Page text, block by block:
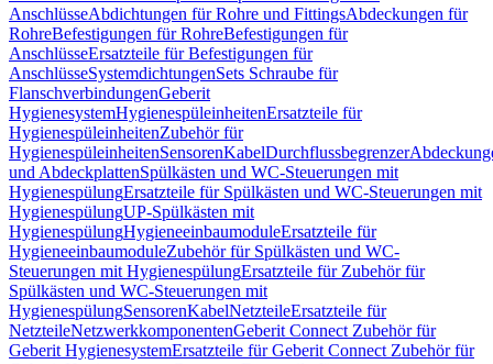
AnschlüsseAbdichtungen für Rohre und FittingsAbdeckungen für
RohreBefestigungen für RohreBefestigungen für
AnschlüsseErsatzteile für Befestigungen für
AnschlüsseSystemdichtungenSets Schraube für
FlanschverbindungenGeberit
HygienesystemHygienespüleinheitenErsatzteile für
HygienespüleinheitenZubehör für
HygienespüleinheitenSensorenKabelDurchflussbegrenzer
und AbdeckplattenSpülkästen und WC-Steuerungen mit
HygienespülungErsatzteile für Spülkästen und WC-Steuerungen mit
HygienespülungUP-Spülkästen mit
HygienespülungHygieneeinbaumoduleErsatzteile für
HygieneeinbaumoduleZubehör für Spülkästen und WC-
Steuerungen mit HygienespülungErsatzteile für Zubehör für
Spülkästen und WC-Steuerungen mit
HygienespülungSensorenKabelNetzteileErsatzteile für
NetzteileNetzwerkkomponentenGeberit Connect Zubehör für
Geberit HygienesystemErsatzteile für Geberit Connect Zubehör für